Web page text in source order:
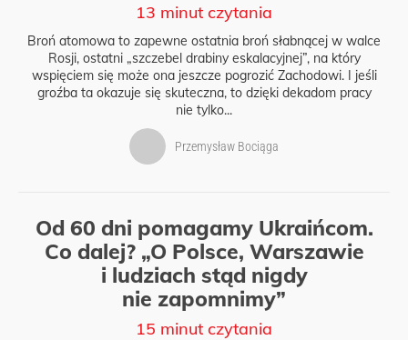
13 minut czytania
Broń atomowa to zapewne ostatnia broń słabnącej w walce
Rosji, ostatni „szczebel drabiny eskalacyjnej”, na który
wspięciem się może ona jeszcze pogrozić Zachodowi. I jeśli
groźba ta okazuje się skuteczna, to dzięki dekadom pracy
nie tylko...
Przemysław Bociąga
Od 60 dni pomagamy Ukraińcom.
Co dalej? „O Polsce, Warszawie
i ludziach stąd nigdy
nie zapomnimy”
15 minut czytania